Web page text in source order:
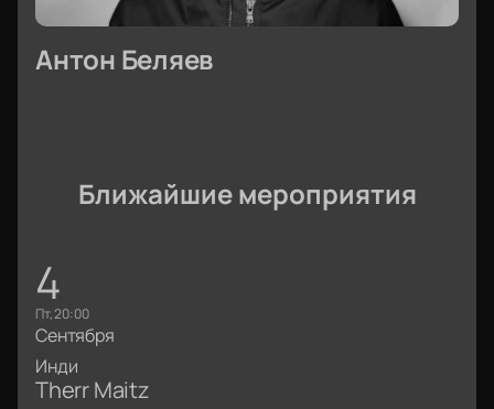
Антон Беляев
Ближайшие мероприятия
4
пт, 20:00
Сентября
Инди
Therr Maitz